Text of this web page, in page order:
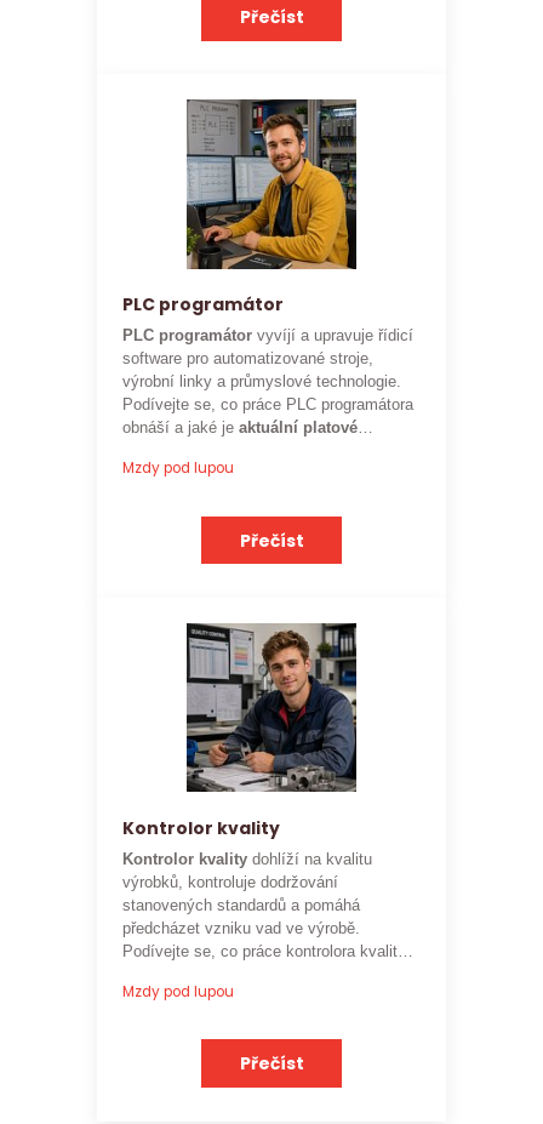
Přečíst
PLC programátor
PLC programátorvyvíjí a upravuje řídicí
software pro automatizované stroje,
výrobní linky a průmyslové technologie.
Podívejte se, co práce PLC programátora
obnáší a jaké jeaktuální platové
Mzdy pod lupou
Přečíst
Kontrolor kvality
Kontrolor kvalitydohlíží na kvalitu
výrobků, kontroluje dodržování
stanovených standardů a pomáhá
předcházet vzniku vad ve výrobě.
Podívejte se, co práce kontrolora kvality
ohodnocení této profese
Mzdy pod lupou
Přečíst